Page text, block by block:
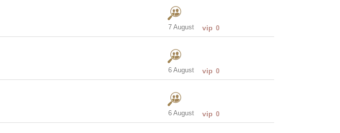
7 August vip 0
6 August vip 0
6 August vip 0